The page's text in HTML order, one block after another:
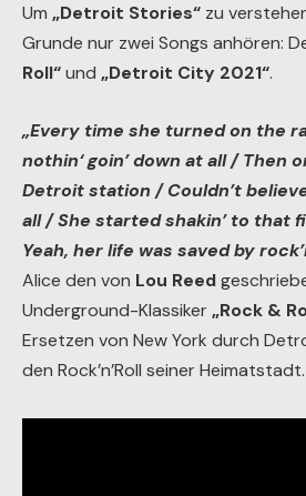
Um „Detroit Stories“ zu
Grunde nur zwei Songs anhören:
Roll“und „Detroit City 2021“.
„Every time she turned on the
nothin‘ goin’ down at all / Then
Detroit station / Couldn’t
all / She started shakin’ to that
Yeah, her life was saved by
Alice den von Lou Reed
Underground-Klassiker „Rock &
Ersetzen von New York durch
den Rock’n’Roll seiner Heimatstadt.